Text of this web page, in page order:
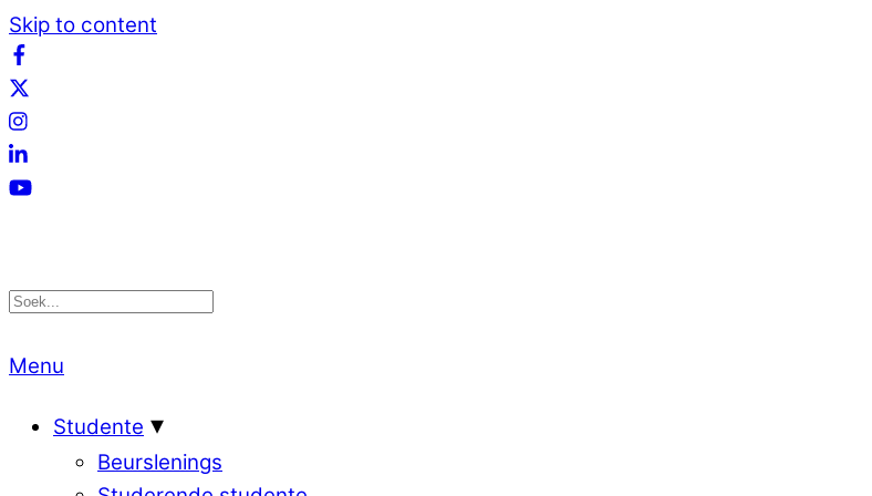
Skip to content
Menu
Studente
Beurslenings